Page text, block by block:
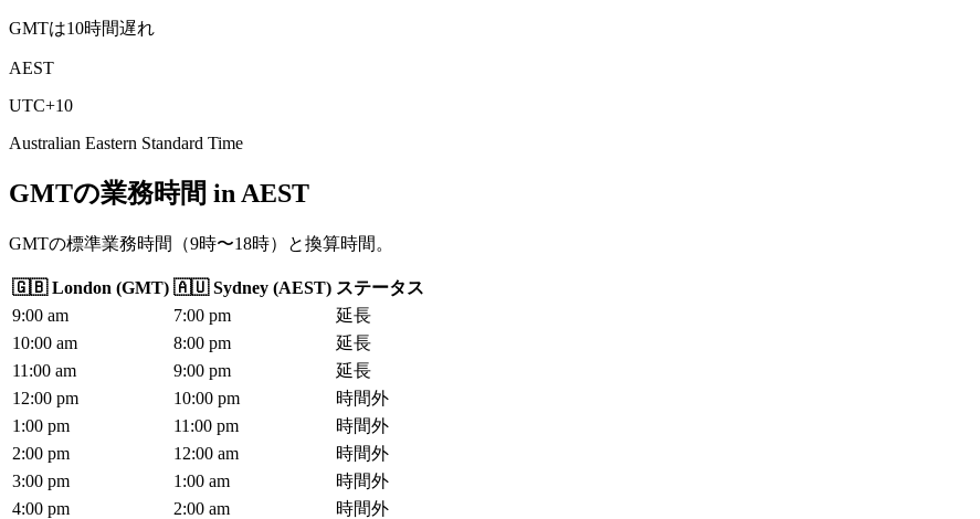
GMTは10時間遅れ
AEST
UTC+10
Australian Eastern Standard Time
GMTの業務時間 in AEST
GMTの標準業務時間（9時〜18時）と換算時間。
🇬🇧 London (GMT) 🇦🇺 Sydney (AEST) ステータス
9:00 am 7:00 pm
延長
10:00 am 8:00 pm
延長
11 :00 am 9:00 pm
延長
12:00 pm 10:00 pm
時間外
1 :00 pm 11 :00 pm
時間外
2:00 pm 12:00 am
時間外
3:00 pm 1 :00 am
時間外
4:00 pm 2:00 am
時間外